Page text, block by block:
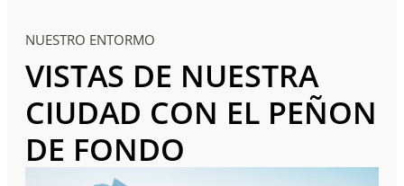
NUESTRO ENTORMO
VISTAS DE NUESTRA
CIUDAD CON EL PEÑON
DE FONDO